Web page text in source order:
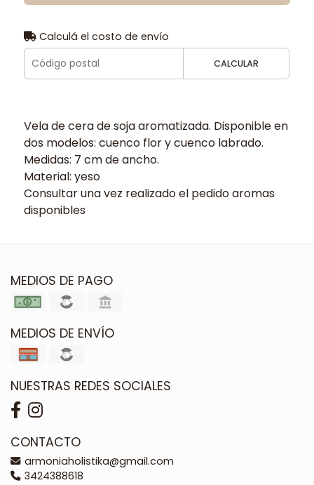
Calculá el costo de envío
CALCULAR
Vela de cera de soja aromatizada. Disponible en
dos modelos: cuenco flor y cuenco labrado.
Medidas: 7 cm de ancho.
Material: yeso
Consultar una vez realizado el pedido aromas
disponibles
MEDIOS DE PAGO
MEDIOS DE ENVÍO
NUESTRAS REDES SOCIALES
CONTACTO
armoniaholistika@gmail.com
3424388618